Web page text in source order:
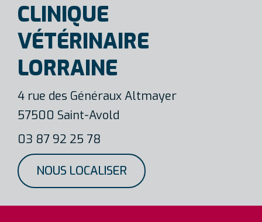
CLINIQUE
VÉTÉRINAIRE
LORRAINE
4 rue des Généraux Altmayer
57500 Saint-Avold
03 87 92 25 78
NOUS LOCALISER